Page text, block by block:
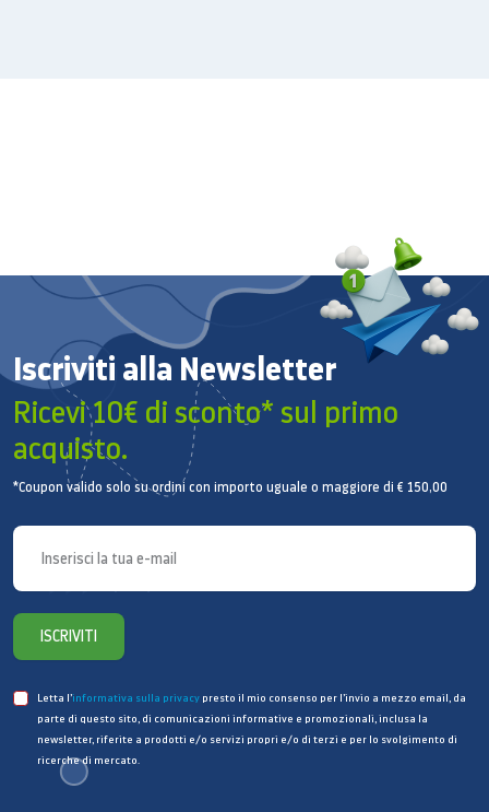
SPECIFICHE
Processore
Velocità CPU: 2.73GHz, 2.5GHz, 2GHz
Iscriviti alla Newsletter
Ricevi 10€ di sconto* sul primo
acquisto.
*Coupon valido solo su ordini con importo uguale o maggiore di € 150,00
ISCRIVITI
Letta l’informativa sulla privacy presto il mio consenso per l’invio a mezzo email, da
parte di questo sito, di comunicazioni informative e promozionali, inclusa la
newsletter, riferite a prodotti e/o servizi propri e/o di terzi e per lo svolgimento di
ricerche di mercato.